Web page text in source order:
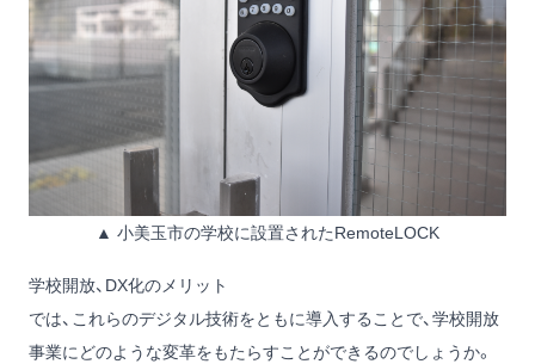
▲ 小美玉市の学校に設置されたRemoteLOCK
学校開放、DX化のメリット
では、これらのデジタル技術をともに導入することで、学校開放
事業にどのような変革をもたらすことができるのでしょうか。